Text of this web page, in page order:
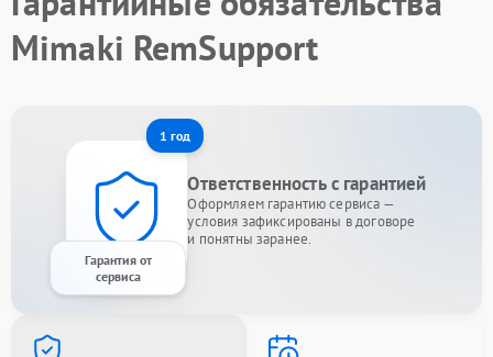
Mimaki RemSupport
1 год
Гарантия от
сервиса
Ответственность с гарантией
Оформляем гарантию сервиса —
условия зафиксированы в договоре
и понятны заранее.